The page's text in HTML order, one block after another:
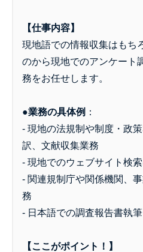
【仕事内容】
現地語での情報収集はもち
のから現地でのアンケート
務をお任せします。
●業務の具体例 ：
- 現地の法規制や制度・政
訳、文献収集業務
- 現地でのウェブサイト検
- 関連規制庁や関係機関、
務
- 日本語での調査報告書執筆
【ここがポイント！】